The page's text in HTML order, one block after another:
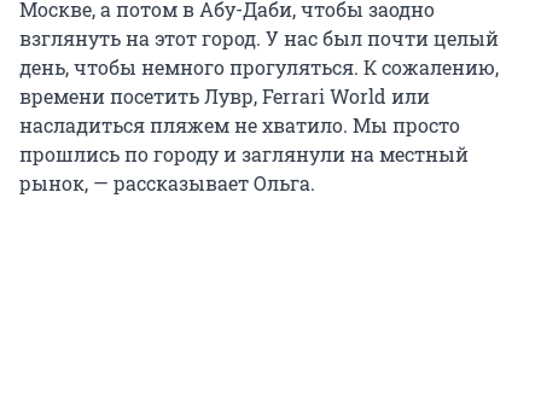
Москве, а потом в Абу-Даби, чтобы заодно
взглянуть на этот город. У нас был почти целый
день, чтобы немного прогуляться. К сожалению,
времени посетить Лувр, Ferrari World или
насладиться пляжем не хватило. Мы просто
прошлись по городу и заглянули на местный
рынок, — рассказывает Ольга.